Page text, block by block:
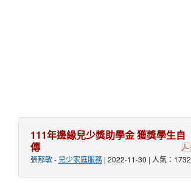
111年邊緣兒少獎助學金 獲獎學生自
傳
張郁敏- 兒少家庭服務 | 2022-11-30 | 人氣：1732